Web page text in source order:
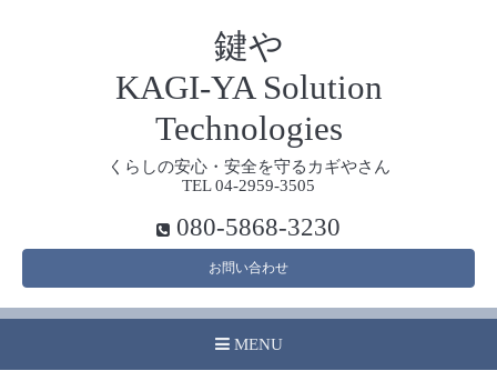
鍵や
KAGI-YA Solution
Technologies
くらしの安心・安全を守るカギやさん
TEL 04-2959-3505
080-5868-3230
お問い合わせ
MENU